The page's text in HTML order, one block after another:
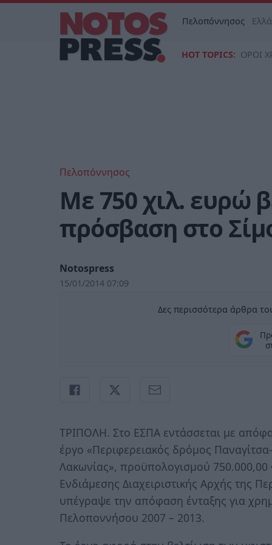
Πελοπόννησος
HOT TOPICS: ΟΡΟΙ
Πελοπόννησος
Mε 750 χιλ. ευρώ
πρόσβαση στο
Notospress
15/01/2014 07:09
Δες περισσότερα άρθρα
ΤΡΙΠΟΛΗ. Στο ΕΣΠΑ εντάσσεται με
έργο «Περιφερειακός δρόμος
Λακωνίας», προϋπολογισμού 750.000,00
Ενδιάμεσης Διαχειριστικής Αρχής της
υπέγραψε την απόφαση ένταξης για
Πελοποννήσου 2007 – 2013.